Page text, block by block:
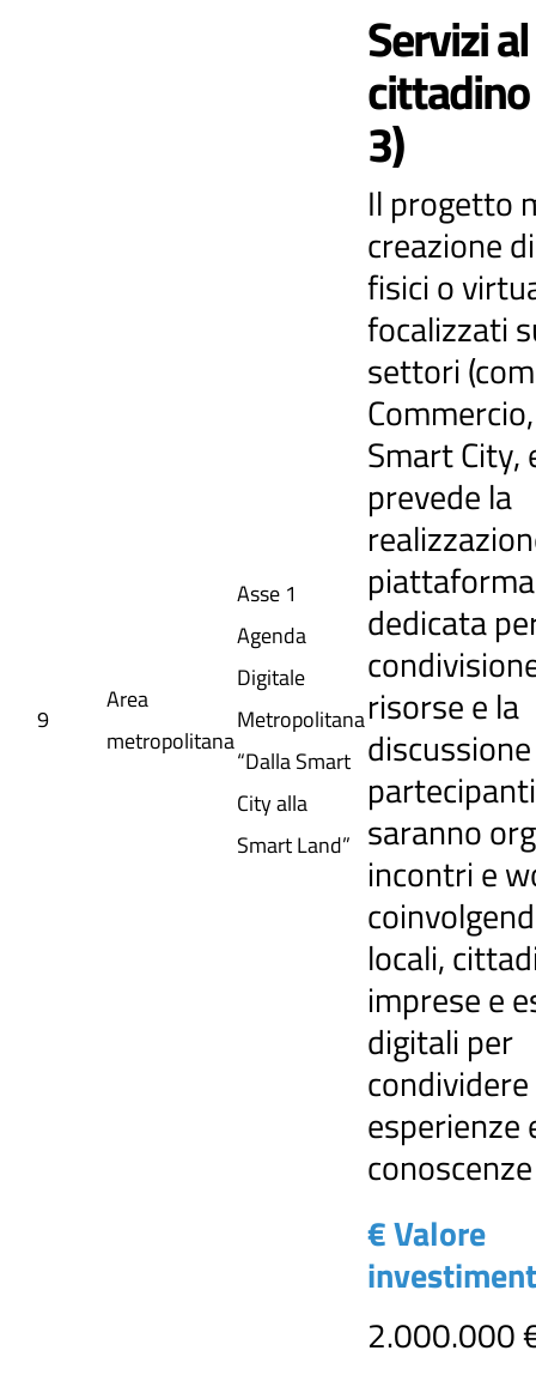
9
Area
metropolitana
Asse 1
Agenda
Digitale
Metropolitana
“Dalla Smart
City alla
Smart Land”
Servizi al
3)
Il progetto
creazione
fisici o
focalizzati
settori
Smart City,
prevede la
dedicata
risorse e la
saranno
incontri e
locali,
imprese e
digitali per
condividere
esperienze
conoscenze
€ Valore
2.000.000